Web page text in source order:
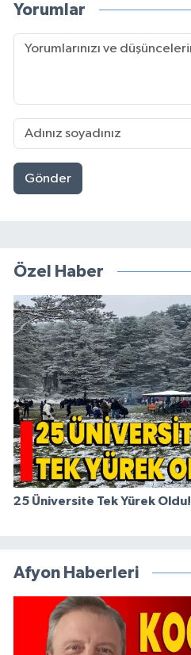
Yorumlar
Gönder
Özel Haber
25 Üniversite Tek Yürek Oldu!
Afyon Haberleri